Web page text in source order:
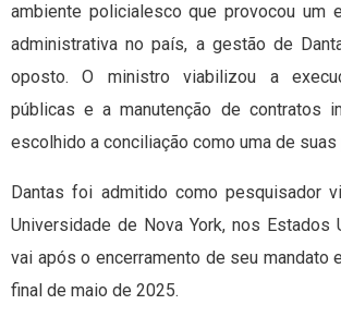
ambiente policialesco que provocou um
administrativa no país, a gestão de
oposto. O ministro viabilizou a
públicas e a manutenção de contratos
escolhido a conciliação como uma de
Dantas foi admitido como pesquisador
Universidade de Nova York, nos Estados
vai após o encerramento de seu mandato
final de maio de 2025.